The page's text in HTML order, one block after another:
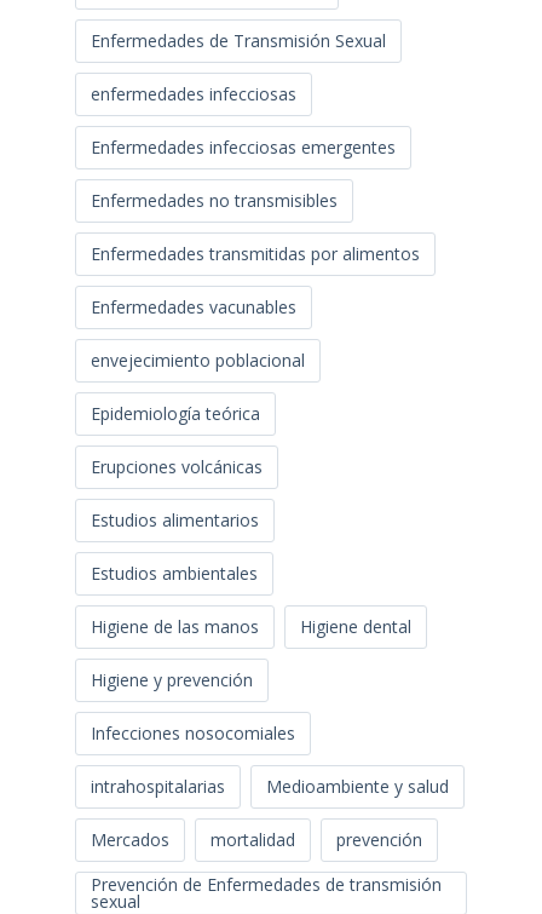
Enfermedades de Transmisión Sexual
enfermedades infecciosas
Enfermedades infecciosas emergentes
Enfermedades no transmisibles
Enfermedades transmitidas por alimentos
Enfermedades vacunables
envejecimiento poblacional
Epidemiología teórica
Erupciones volcánicas
Estudios alimentarios
Estudios ambientales
Higiene de las manos Higiene dental
Higiene y prevención
Infecciones nosocomiales
intrahospitalarias Medioambiente y salud
Mercados mortalidad
prevención
Prevención de Enfermedades de transmisión
sexual